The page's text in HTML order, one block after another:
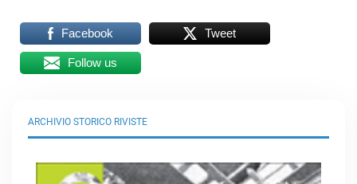
Facebook Tweet
Follow us
ARCHIVIO STORICO RIVISTE